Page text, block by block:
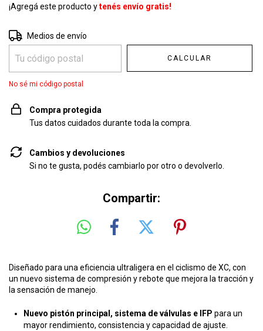
¡Agregá este producto ytenés envío gratis!
Entregas para el CP:
Medios de envío
CALCULAR
No sé mi código postal
Compra protegida
Tus datos cuidados durante toda la compra.
Cambios y devoluciones
Si no te gusta, podés cambiarlo por otro o devolverlo.
Compartir:
Diseñado para una eficiencia ultraligera en el ciclismo de XC, con
un nuevo sistema de compresión y rebote que mejora la tracción y
la sensación de manejo.
Nuevo pistón principal, sistema de válvulas e IFP para un
mayor rendimiento, consistencia y capacidad de ajuste.